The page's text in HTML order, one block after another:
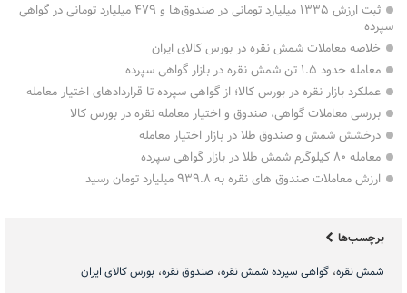
ثبت ارزش ۱۳۳۵ میلیارد تومانی در صندوق‌ها و ۴۷۹ میلیارد تومانی در گواهی
سپرده
خلاصه معاملات شمش نقره در بورس کالای ایران
معامله حدود ۱.۵ تن شمش نقره در بازار گواهی سپرده
عملکرد بازار نقره در بورس کالا؛ از گواهی سپرده تا قراردادهای اختیار معامله
بررسی معاملات گواهی، صندوق و اختیار معامله نقره در بورس کالا
درخشش شمش و صندوق طلا در بازار اختیار معامله
معامله ۸۰ کیلوگرم شمش طلا در بازار گواهی سپرده
ارزش معاملات صندوق های نقره به ۹۳۹.۸ میلیارد تومان رسید
برچسب‌ها
شمش نقره گواهی سپرده شمش نقره صندوق نقره بورس کالای ایران